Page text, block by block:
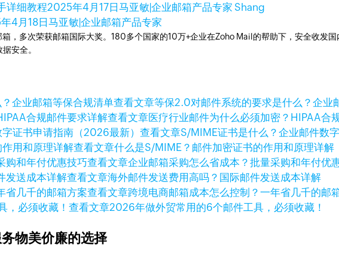
详细教程2025年4月17日马亚敏|企业邮箱产品专家 Shang
4月18日马亚敏|企业邮箱产品专家
，多次荣获邮箱国际大奖。180多个国家的10万+企业在Zoho Mail的帮助下，安全收发
安全。
查看文章等保2.0对邮件系统的要求是什么？企业
查看文章医疗行业邮件为什么必须加密？HIPAA合
查看文章S/MIME证书是什么？企业邮件数
查看文章什么是S/MIME？邮件加密证书的作用和原理详解
查看文章企业邮箱采购怎么省成本？批量采购和年付优
查看文章海外邮件发送费用高吗？国际邮件发送成本详解
查看文章跨境电商邮箱成本怎么控制？一年省几千的邮
查看文章2026年做外贸常用的6个邮件工具，必须收藏！
物美价廉的选择